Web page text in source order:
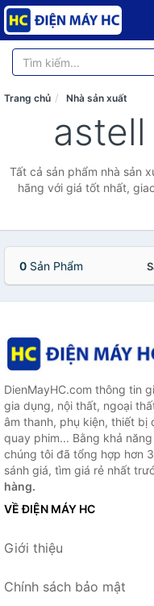
Trang chủ Nhà sản xuất
astell
Tất cả sản phẩm nhà sản
hãng với giá tốt nhất,
0 Sản Phẩm
DienMayHC.com thông tin
gia dụng, nội thất, ngoại
âm thanh, phụ kiện, thiết bị
quay phim... Bằng khả
chúng tôi đã tổng hợp hơn
sánh giá, tìm giá rẻ nhất
hàng.
VỀ ĐIỆN MÁY HC
Giới thiệu
Chính sách bảo mật